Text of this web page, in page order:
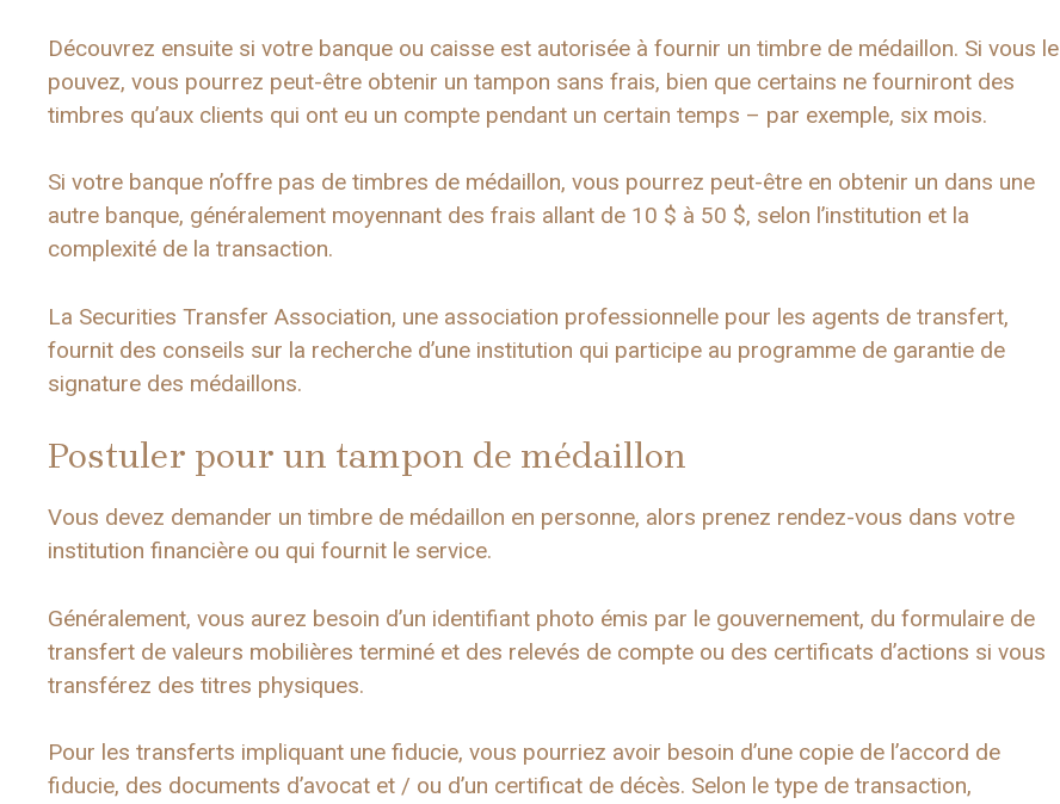
Découvrez ensuite si votre banque ou caisse est autorisée à fournir un timbre de médaillon. Si vous le
pouvez, vous pourrez peut-être obtenir un tampon sans frais, bien que certains ne fourniront des
timbres qu’aux clients qui ont eu un compte pendant un certain temps – par exemple, six mois.
Si votre banque n’offre pas de timbres de médaillon, vous pourrez peut-être en obtenir un dans une
autre banque, généralement moyennant des frais allant de 10 $ à 50 $, selon l’institution et la
complexité de la transaction.
La Securities Transfer Association, une association professionnelle pour les agents de transfert,
fournit des conseils sur la recherche d’une institution qui participe au programme de garantie de
signature des médaillons.
Postuler pour un tampon de médaillon
Vous devez demander un timbre de médaillon en personne, alors prenez rendez-vous dans votre
institution financière ou qui fournit le service.
Généralement, vous aurez besoin d’un identifiant photo émis par le gouvernement, du formulaire de
transfert de valeurs mobilières terminé et des relevés de compte ou des certificats d’actions si vous
transférez des titres physiques.
Pour les transferts impliquant une fiducie, vous pourriez avoir besoin d’une copie de l’accord de
fiducie, des documents d’avocat et / ou d’un certificat de décès. Selon le type de transaction,